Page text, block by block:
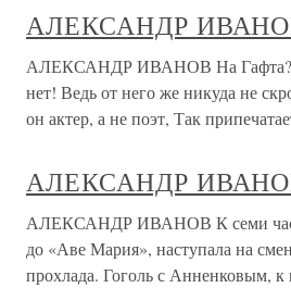
АЛЕКСАНДР
АЛЕКСАНДР ИВАНОВ На Гафта?
нет! Ведь от него же никуда не
он актер, а не поэт, Так
АЛЕКСАНДР
АЛЕКСАНДР ИВАНОВ К семи
до «Аве Мария», наступала на
прохлада. Гоголь с Анненковым, к